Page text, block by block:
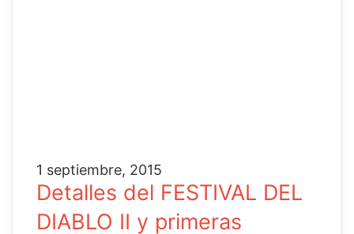
1 septiembre, 2015
Detalles del FESTIVAL DEL
DIABLO II y primeras